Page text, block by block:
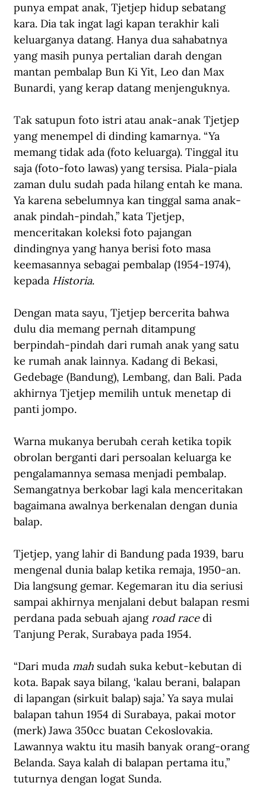
punya empat anak, Tjetjep hidup sebatang
kara. Dia tak ingat lagi kapan terakhir kali
keluarganya datang. Hanya dua sahabatnya
yang masih punya pertalian darah dengan
mantan pembalap Bun Ki Yit, Leo dan Max
Bunardi, yang kerap datang menjenguknya.
Tak satupun foto istri atau anak-anak Tjetjep
yang menempel di dinding kamarnya. “Ya
memang tidak ada (foto keluarga). Tinggal itu
saja (foto-foto lawas) yang tersisa. Piala-piala
zaman dulu sudah pada hilang entah ke mana.
Ya karena sebelumnya kan tinggal sama anak-
anak pindah-pindah,” kata Tjetjep,
menceritakan koleksi foto pajangan
dindingnya yang hanya berisi foto masa
keemasannya sebagai pembalap (1954-1974),
kepada Historia.
Dengan mata sayu, Tjetjep bercerita bahwa
dulu dia memang pernah ditampung
berpindah-pindah dari rumah anak yang satu
ke rumah anak lainnya. Kadang di Bekasi,
Gedebage (Bandung), Lembang, dan Bali. Pada
akhirnya Tjetjep memilih untuk menetap di
panti jompo.
Warna mukanya berubah cerah ketika topik
obrolan berganti dari persoalan keluarga ke
pengalamannya semasa menjadi pembalap.
Semangatnya berkobar lagi kala menceritakan
bagaimana awalnya berkenalan dengan dunia
balap.
Tjetjep, yang lahir di Bandung pada 1939, baru
mengenal dunia balap ketika remaja, 1950-an.
Dia langsung gemar. Kegemaran itu dia seriusi
sampai akhirnya menjalani debut balapan resmi
perdana pada sebuah ajang road race di
Tanjung Perak, Surabaya pada 1954.
“Dari muda mah sudah suka kebut-kebutan di
kota. Bapak saya bilang, ‘kalau berani, balapan
di lapangan (sirkuit balap) saja.’ Ya saya mulai
balapan tahun 1954 di Surabaya, pakai motor
(merk) Jawa 350cc buatan Cekoslovakia.
Lawannya waktu itu masih banyak orang-orang
Belanda. Saya kalah di balapan pertama itu,”
tuturnya dengan logat Sunda.